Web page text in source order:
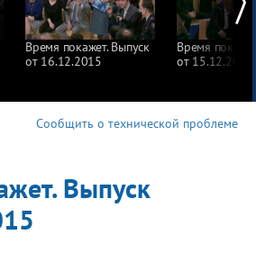
Время покажет. Выпуск
от 16.12.2015
Время
от 15.12.2015
Сообщить о технической проблеме
Выпуск